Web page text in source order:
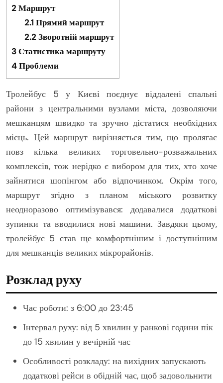
2Маршрут
2.1 Прямий маршрут
2.2Зворотній маршрут
3Статистика маршруту
4Проблеми
Тролейбус 5 у Києві поєднує віддалені спальні
райони з центральними вузлами міста, дозволяючи
мешканцям швидко та зручно дістатися необхідних
місць. Цей маршрут вирізняється тим, що пролягає
повз кілька великих торговельно-розважальних
комплексів, тож нерідко є вибором для тих, хто хоче
зайнятися шопінгом або відпочинком. Окрім того,
маршрут згідно з планом міського розвитку
неодноразово оптимізувався: додавалися додаткові
зупинки та вводилися нові машини. Завдяки цьому,
тролейбус 5 став ще комфортнішим і доступнішим
для мешканців великих мікрорайонів.
Розклад руху
Час роботи: з 6:00 до 23:45
Інтервал руху: від 5 хвилин у ранкові години пік
до 15 хвилин у вечірній час
Особливості розкладу: на вихідних запускають
додаткові рейси в обідній час, щоб задовольнити